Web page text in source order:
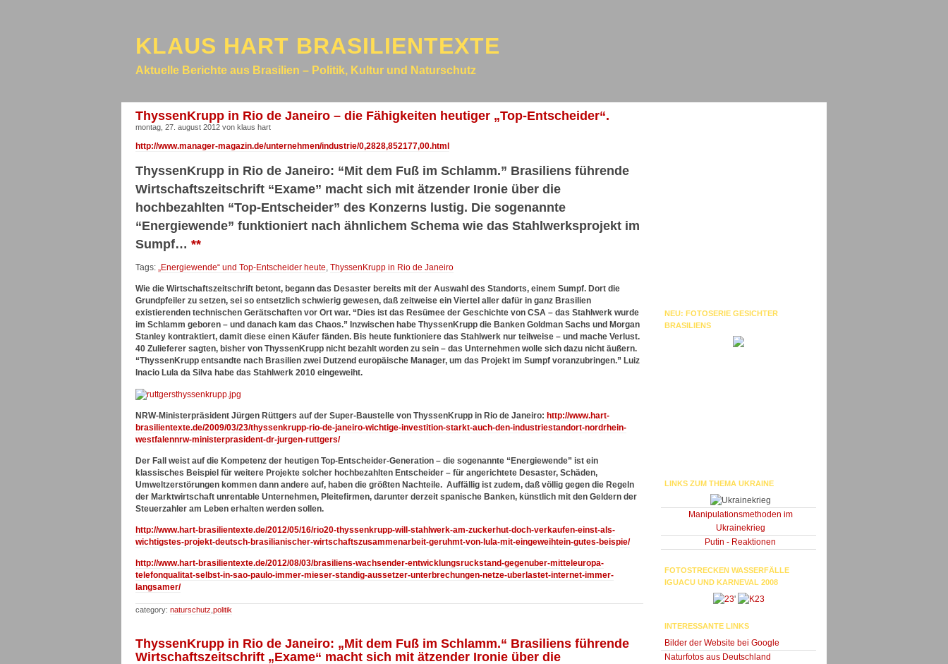
KLAUS HART BRASILIENTEXTE
Aktuelle Berichte aus Brasilien – Politik, Kultur und Naturschutz
ThyssenKrupp in Rio de Janeiro – die Fähigkeiten heutiger „Top-Entscheider“.
montag, 27. august 2012 von klaus hart
http://www.manager-magazin.de/unternehmen/industrie/0,2828,852177,00.html
ThyssenKrupp in Rio de Janeiro: “Mit dem Fuß im Schlamm.” Brasiliens führende
Wirtschaftszeitschrift “Exame” macht sich mit ätzender Ironie über die
hochbezahlten “Top-Entscheider” des Konzerns lustig. Die sogenannte
“Energiewende” funktioniert nach ähnlichem Schema wie das Stahlwerksprojekt im
Sumpf… **
Tags: „Energiewende“ und Top-Entscheider heute, ThyssenKrupp in Rio de Janeiro
Wie die Wirtschaftszeitschrift betont, begann das Desaster bereits mit der Auswahl des Standorts, einem Sumpf. Dort die
Grundpfeiler zu setzen, sei so entsetzlich schwierig gewesen, daß zeitweise ein Viertel aller dafür in ganz Brasilien
existierenden technischen Gerätschaften vor Ort war. “Dies ist das Resümee der Geschichte von CSA – das Stahlwerk wurde
im Schlamm geboren – und danach kam das Chaos.” Inzwischen habe ThyssenKrupp die Banken Goldman Sachs und Morgan
Stanley kontraktiert, damit diese einen Käufer fänden. Bis heute funktioniere das Stahlwerk nur teilweise – und mache Verlust.
40 Zulieferer sagten, bisher von ThyssenKrupp nicht bezahlt worden zu sein – das Unternehmen wolle sich dazu nicht äußern.
“ThyssenKrupp entsandte nach Brasilien zwei Dutzend europäische Manager, um das Projekt im Sumpf voranzubringen.” Luiz
Inacio Lula da Silva habe das Stahlwerk 2010 eingeweiht.
NRW-Ministerpräsident Jürgen Rüttgers auf der Super-Baustelle von ThyssenKrupp in Rio de Janeiro: http://www.hart-
brasilientexte.de/2009/03/23/thyssenkrupp-rio-de-janeiro-wichtige-investition-starkt-auch-den-industriestandort-nordrhein-
westfalennrw-ministerprasident-dr-jurgen-ruttgers/
Der Fall weist auf die Kompetenz der heutigen Top-Entscheider-Generation – die sogenannte “Energiewende” ist ein
klassisches Beispiel für weitere Projekte solcher hochbezahlten Entscheider – für angerichtete Desaster, Schäden,
Umweltzerstörungen kommen dann andere auf, haben die größten Nachteile. Auffällig ist zudem, daß völlig gegen die Regeln
der Marktwirtschaft unrentable Unternehmen, Pleitefirmen, darunter derzeit spanische Banken, künstlich mit den Geldern der
Steuerzahler am Leben erhalten werden sollen.
http://www.hart-brasilientexte.de/2012/05/16/rio20-thyssenkrupp-will-stahlwerk-am-zuckerhut-doch-verkaufen-einst-als-
wichtigstes-projekt-deutsch-brasilianischer-wirtschaftszusammenarbeit-geruhmt-von-lula-mit-eingeweihtein-gutes-beispie/
http://www.hart-brasilientexte.de/2012/08/03/brasiliens-wachsender-entwicklungsruckstand-gegenuber-mitteleuropa-
telefonqualitat-selbst-in-sao-paulo-immer-mieser-standig-aussetzer-unterbrechungen-netze-uberlastet-internet-immer-
langsamer/
category: naturschutz politik
ThyssenKrupp in Rio de Janeiro: „Mit dem Fuß im Schlamm.“ Brasiliens führende
Wirtschaftszeitschrift „Exame“ macht sich mit ätzender Ironie über die
NEU: FOTOSERIE GESICHTER
BRASILIENS
LINKS ZUM THEMA UKRAINE
Manipulationsmethoden im
Ukrainekrieg
Putin - Reaktionen
FOTOSTRECKEN WASSERFÄLLE
IGUACU UND KARNEVAL 2008
'
INTERESSANTE LINKS
Bilder der Website bei Google
Naturfotos aus Deutschland